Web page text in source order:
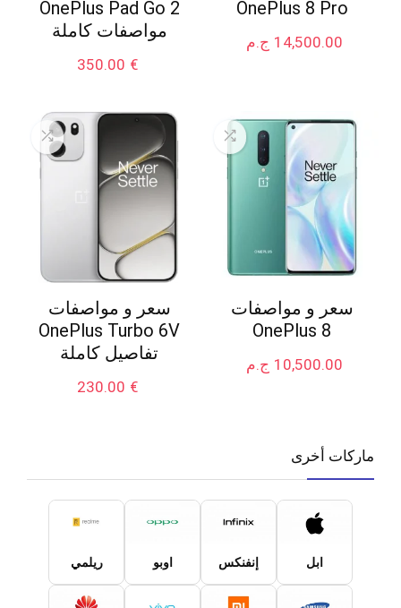
OnePlus 8 Pro
ج.م 14,500.00
OnePlus Pad Go 2
مواصفات كاملة
€
350.00
سعر و مواصفات
OnePlus 8
ج.م 10,500.00
سعر و مواصفات
OnePlus Turbo 6V
تفاصيل كاملة
€
230.00
ماركات أخرى
ابل إنفنكس اوبو ريلمي